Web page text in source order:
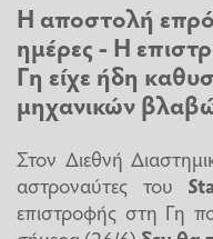
Η αποστολή
ημέρες - H
Γη είχε ήδη
μηχανικών
Στον Διεθνή
αστροναύτες του
επιστροφής στη Γη